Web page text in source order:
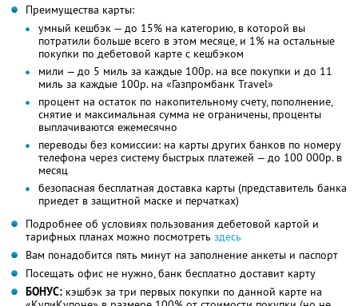
Преимущества карты:
умный кешбэк — до 15% на категорию, в которой вы
потратили больше всего в этом месяце, и 1% на остальные
покупки по дебетовой карте с кешбэком
мили — до 5 миль за каждые 100р. на все покупки и до 11
миль за каждые 100р. на «Газпромбанк Travel»
процент на остаток по накопительному счету, пополнение,
снятие и максимальная сумма не ограничены, проценты
выплачиваются ежемесячно
переводы без комиссии: на карты других банков по номеру
телефона через систему быстрых платежей — до 100 000р. в
месяц
безопасная бесплатная доставка карты (представитель банка
приедет в защитной маске и перчатках)
Подробнее об условиях пользования дебетовой картой и
тарифных планах можно посмотреть здесь
Вам понадобится пять минут на заполнение анкеты и паспорт
Посещать офис не нужно, банк бесплатно доставит карту
БОНУС: кэшбэк за три первых покупки по данной карте на